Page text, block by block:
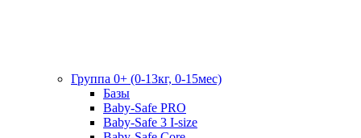
Группа 0+ (0-13кг, 0-15мес)
Базы
Baby-Safe PRO
Baby-Safe 3 I-size